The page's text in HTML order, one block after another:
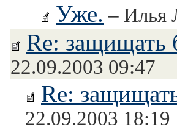
Уже. – Илья
Re: защищать
22.09.2003 09:47
Re:
22.09.2003 18:19